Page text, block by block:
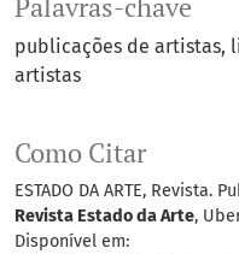
Palavras-chave
publicações de artistas
artistas
Como Citar
ESTADO DA ARTE, Revista.
Revista Estado da Arte,
Disponível em: